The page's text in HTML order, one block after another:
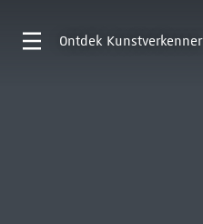
Ontdek Kunstverkenner